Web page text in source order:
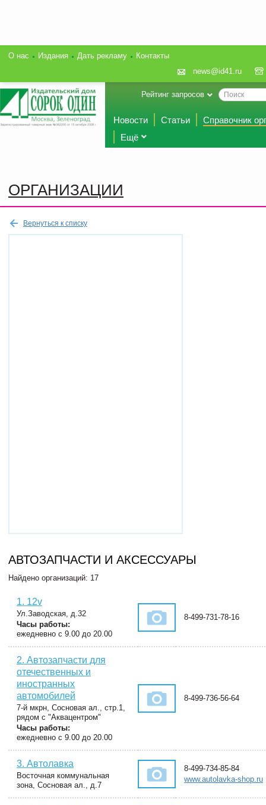
О нас Издания Дать рекламу
Контакты
news@id41.ru
Рейтинг запросов
Новости Статьи
Справочник
Ещё
ОРГАНИЗАЦИИ
Вернуться к списку
АВТОЗАПЧАСТИ И АКСЕССУАРЫ
Найдено организаций: 17
1. 12v
Ул.Заводская, д.32
Часы работы:
ежедневно с 9.00 до 20.00
8-499-731-78-16
2. Автозапчасти для
отечественных и
иностранных
автомобилей
7-й мкрн, Сосновая ал., стр.1,
рядом с "Аквацентром"
Часы работы:
ежедневно с 9.00 до 20.00
8-499-736-56-64
3. Автолавка
Восточная коммунальная
зона, Сосновая ал., д.7
8-499-734-85-84
www.autolavka-shop.ru